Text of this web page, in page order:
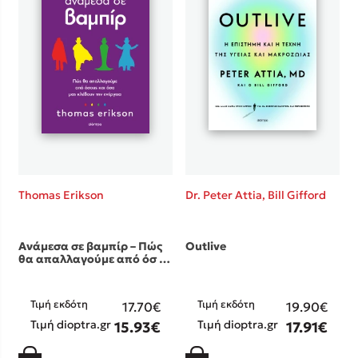
Προσεχείς εκδηλώσεις
Ο Κώστας Κρομμύδας στο Παλαιοχώρι Καλαμπάκας
Ο Κώστας Κρομμύδας και η Μαρίνα Γιώτη στη Νικήτη
Ο Στέφανος Ξενάκης στη Χίο
Ο Κώστας Κρομμύδας & η Μαρίνα Γιώτη στο 54o Φεστιβάλ
Βιβλίου στο Πεδίον του Άρεως
Thomas Erikson
Ανάμεσα σε βαμπίρ – Πώς
θα απαλλαγούμε από όσ …
Τιμή εκδότη 17.70€
Τιμή dioptra.gr 15.93€
Dr. Peter Attia, Bill Gifford
Outlive
Τιμή εκδότη 19.90€
Τιμή dioptra.gr 17.91€